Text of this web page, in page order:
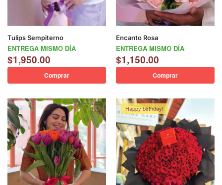
Tulips Sempiterno
ENTREGA MISMO DÍA
$1,950.00
Comprar
Encanto Rosa
ENTREGA MISMO DÍA
$1,150.00
Comprar
Happy birthday!